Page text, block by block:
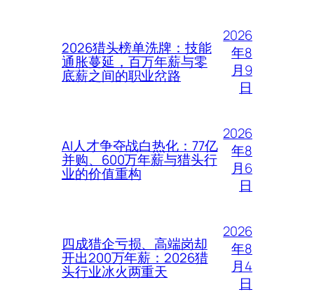
2026猎头榜单洗牌：技能
通胀蔓延，百万年薪与零
底薪之间的职业岔路
2026
年8
月9
日
AI人才争夺战白热化：77亿
并购、600万年薪与猎头行
业的价值重构
2026
年8
月6
日
四成猎企亏损、高端岗却
开出200万年薪：2026猎
头行业冰火两重天
2026
年8
月4
日